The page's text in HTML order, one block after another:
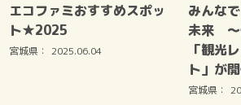
エコファミおすすめスポッ
ト★2025
宮城県： 2025.06.04
みんな
未来 ～
「観光
ト」が
宮城県：